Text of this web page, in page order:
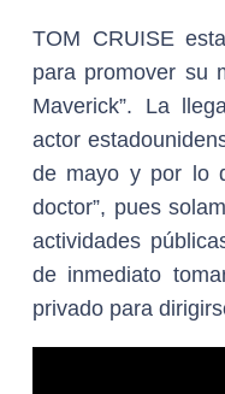
TOM CRUISE
para promover su
Maverick”. La
actor
de mayo y por lo
doctor”, pues
actividades
de inmediato
privado para